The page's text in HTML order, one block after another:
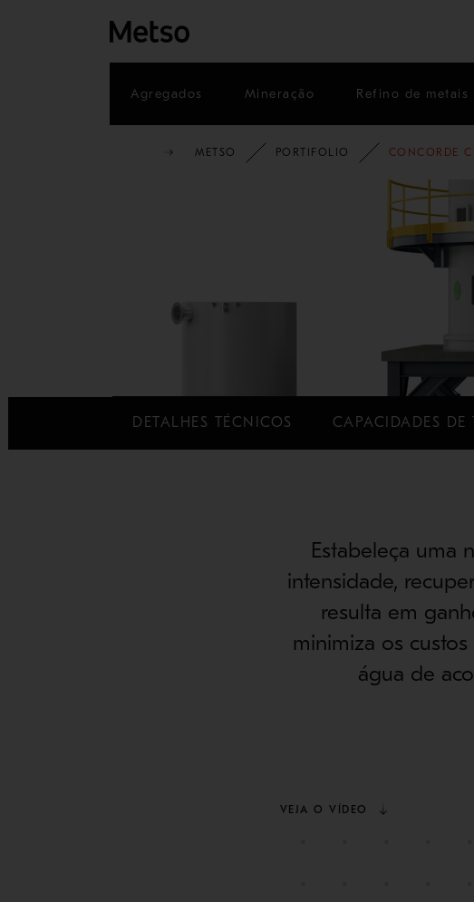
Agregados Mineração Refino de metais
METSO PORTIFOLIO CONCORDE
DETALHES TÉCNICOS CAPACIDADES DE
Estabeleça uma
intensidade,
resulta em
minimiza os
água de
VEJA O VÍDEO